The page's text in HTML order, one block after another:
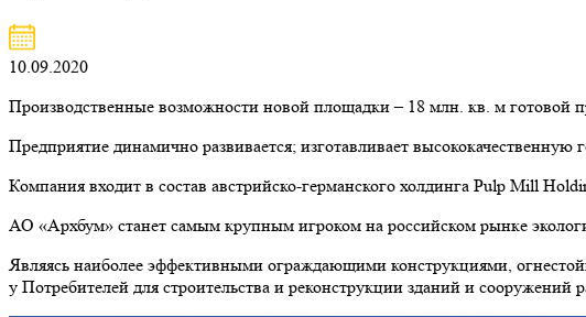
10.09.2020
Производственные возможности новой площадки – 18 млн. кв. м готовой
Предприятие динамично развивается; изготавливает
Компания входит в состав австрийско-германского холдинга Pulp Mill
АО «Архбум» станет самым крупным игроком на российском рынке
Являясь наиболее эффективными ограждающими конструкциями,
у Потребителей для строительства и реконструкции зданий и